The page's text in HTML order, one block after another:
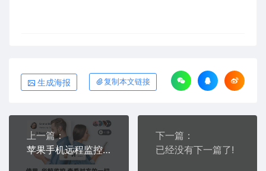
生成海报 复制本文链接
上一篇：
苹果手机远程监控软件有哪些？我用华鲸“远程拍照”拍到了证据
下一篇：
已经没有下一篇了!